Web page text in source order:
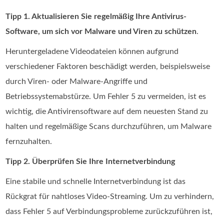
Tipp 1. Aktualisieren Sie regelmäßig Ihre Antivirus-
Software, um sich vor Malware und Viren zu schützen.
Heruntergeladene Videodateien können aufgrund
verschiedener Faktoren beschädigt werden, beispielsweise
durch Viren- oder Malware-Angriffe und
Betriebssystemabstürze. Um Fehler 5 zu vermeiden, ist es
wichtig, die Antivirensoftware auf dem neuesten Stand zu
halten und regelmäßige Scans durchzuführen, um Malware
fernzuhalten.
Tipp 2. Überprüfen Sie Ihre Internetverbindung
Eine stabile und schnelle Internetverbindung ist das
Rückgrat für nahtloses Video-Streaming. Um zu verhindern,
dass Fehler 5 auf Verbindungsprobleme zurückzuführen ist,